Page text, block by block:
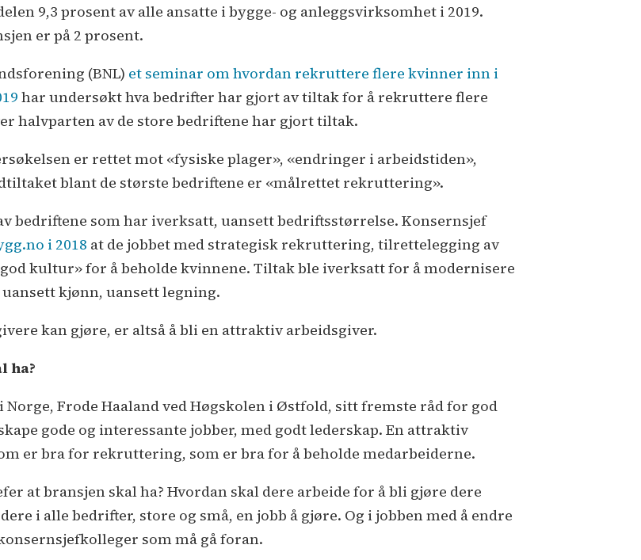
9,3 prosent av alle ansatte i bygge- og anleggsvirksomhet i 2019.
er på 2 prosent.
(BNL) et seminar om hvordan rekruttere flere kvinner inn i
har undersøkt hva bedrifter har gjort av tiltak for å rekruttere flere
halvparten av de store bedriftene har gjort tiltak.
er rettet mot «fysiske plager», «endringer i arbeidstiden»,
blant de største bedriftene er «målrettet rekruttering».
bedriftene som har iverksatt, uansett bedriftsstørrelse. Konsernsjef
i 2018 at de jobbet med strategisk rekruttering, tilrettelegging av
kultur» for å beholde kvinnene. Tiltak ble iverksatt for å modernisere
kjønn, uansett legning.
kan gjøre, er altså å bli en attraktiv arbeidsgiver.
ha?
Frode Haaland ved Høgskolen i Østfold, sitt fremste råd for god
gode og interessante jobber, med godt lederskap. En attraktiv
er bra for rekruttering, som er bra for å beholde medarbeiderne.
at bransjen skal ha? Hvordan skal dere arbeide for å bli gjøre dere
i alle bedrifter, store og små, en jobb å gjøre. Og i jobben med å endre
som må gå foran.